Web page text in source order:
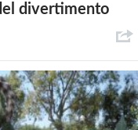
divertimento